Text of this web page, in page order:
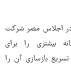
در اجلاس مصر شرکت
بیشتری را برای
بازسازی آن را